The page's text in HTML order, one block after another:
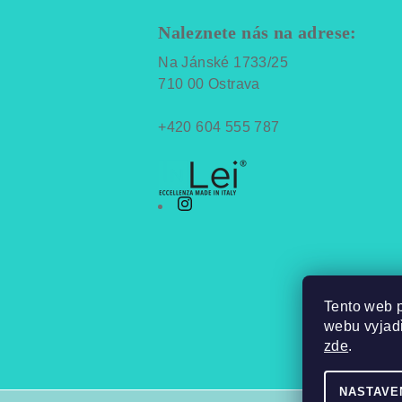
Tento web
webu
zde.
Naleznete nás na adrese:
Na Jánské 1733/25
710 00 Ostrava
+420 604 555 787